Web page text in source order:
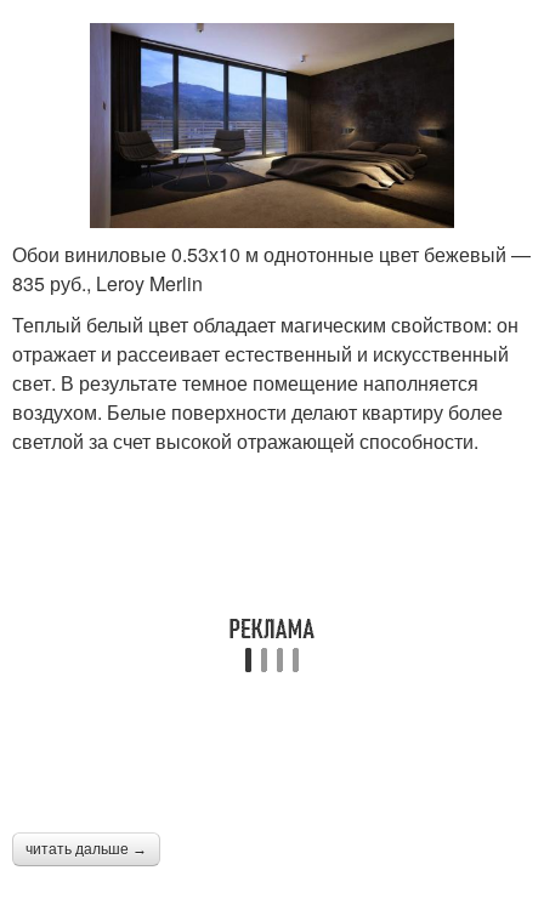
Обои виниловые 0.53х10 м однотонные цвет бежевый —
835 руб., Leroy Merlin
Теплый белый цвет обладает магическим свойством: он
отражает и рассеивает естественный и искусственный
свет. В результате темное помещение наполняется
воздухом. Белые поверхности делают квартиру более
светлой за счет высокой отражающей способности.
читать дальше →